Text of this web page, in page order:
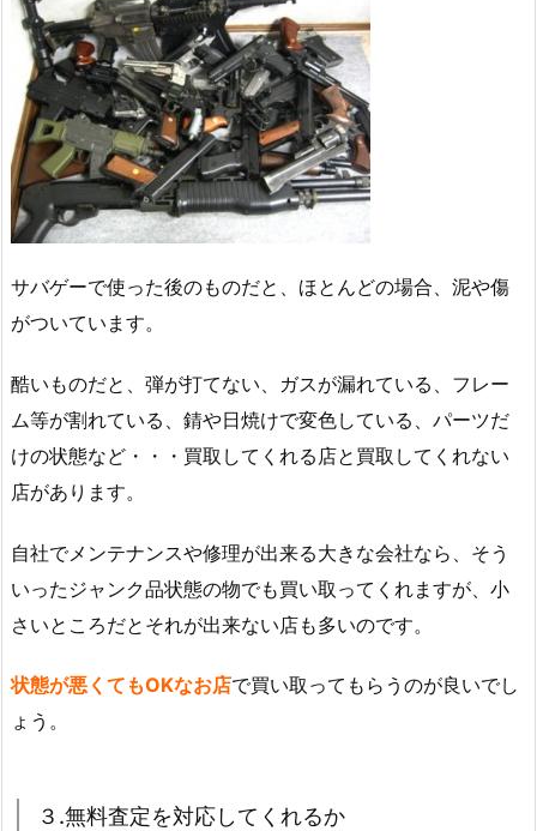
サバゲーで使った後のものだと、ほとんどの場合、泥や傷
がついています。
酷いものだと、弾が打てない、ガスが漏れている、フレー
ム等が割れている、錆や日焼けで変色している、パーツだ
けの状態など・・・買取してくれる店と買取してくれない
店があります。
自社でメンテナンスや修理が出来る大きな会社なら、そう
いったジャンク品状態の物でも買い取ってくれますが、小
さいところだとそれが出来ない店も多いのです。
状態が悪くてもOKなお店で買い取ってもらうのが良いでし
ょう。
３.無料査定を対応してくれるか